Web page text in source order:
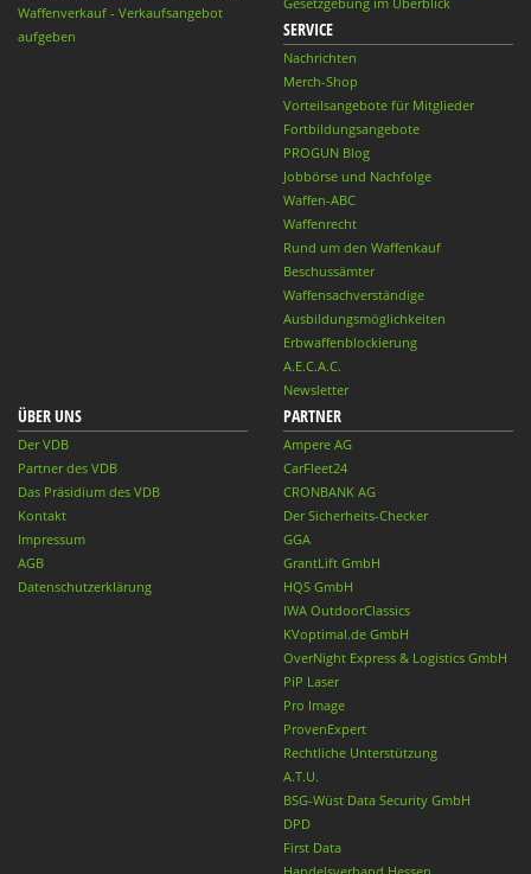
Waffenverkauf - Verkaufsangebot
aufgeben
SERVICE
Nachrichten
Merch-Shop
Vorteilsangebote für Mitglieder
Fortbildungsangebote
PROGUN Blog
Jobbörse und Nachfolge
Waffen-ABC
Waffenrecht
Rund um den Waffenkauf
Beschussämter
Waffensachverständige
Ausbildungsmöglichkeiten
Erbwaffenblockierung
A.E.C.A.C.
Newsletter
ÜBER UNS
Der VDB
Partner des VDB
Das Präsidium des VDB
Kontakt
Impressum
AGB
Datenschutzerklärung
PARTNER
Ampere AG
CarFleet24
CRONBANK AG
Der Sicherheits-Checker
GGA
GrantLift GmbH
HQS GmbH
IWA OutdoorClassics
KVoptimal.de GmbH
OverNight Express & Logistics GmbH
PiP Laser
Pro Image
ProvenExpert
Rechtliche Unterstützung
A.T.U.
BSG-Wüst Data Security GmbH
DPD
First Data